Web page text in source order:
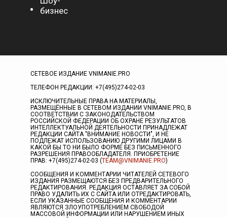
бизнес
СЕТЕВОЕ ИЗДАНИЕ VNIMANIE.PRO
ТЕЛЕФОН РЕДАКЦИИ: +7(495)274-02-03
ИСКЛЮЧИТЕЛЬНЫЕ ПРАВА НА МАТЕРИАЛЫ,
РАЗМЕЩЁННЫЕ В СЕТЕВОМ ИЗДАНИИ VNIMANIE.PRO, В
СООТВЕТСТВИИ С ЗАКОНОДАТЕЛЬСТВОМ
РОССИЙСКОЙ ФЕДЕРАЦИИ ОБ ОХРАНЕ РЕЗУЛЬТАТОВ
ИНТЕЛЛЕКТУАЛЬНОЙ ДЕЯТЕЛЬНОСТИ ПРИНАДЛЕЖАТ
РЕДАКЦИИ САЙТА "ВНИМАНИЕ НОВОСТИ", И НЕ
ПОДЛЕЖАТ ИСПОЛЬЗОВАНИЮ ДРУГИМИ ЛИЦАМИ В
КАКОЙ БЫ ТО НИ БЫЛО ФОРМЕ БЕЗ ПИСЬМЕННОГО
РАЗРЕШЕНИЯ ПРАВООБЛАДАТЕЛЯ. ПРИОБРЕТЕНИЕ
ПРАВ: +7(495)274-02-03 (TEAM@VNIMANIE.PRO)
СООБЩЕНИЯ И КОММЕНТАРИИ ЧИТАТЕЛЕЙ СЕТЕВОГО
ИЗДАНИЯ РАЗМЕЩАЮТСЯ БЕЗ ПРЕДВАРИТЕЛЬНОГО
РЕДАКТИРОВАНИЯ. РЕДАКЦИЯ ОСТАВЛЯЕТ ЗА СОБОЙ
ПРАВО УДАЛИТЬ ИХ С САЙТА ИЛИ ОТРЕДАКТИРОВАТЬ,
ЕСЛИ УКАЗАННЫЕ СООБЩЕНИЯ И КОММЕНТАРИИ
ЯВЛЯЮТСЯ ЗЛОУПОТРЕБЛЕНИЕМ СВОБОДОЙ
МАССОВОЙ ИНФОРМАЦИИ ИЛИ НАРУШЕНИЕМ ИНЫХ